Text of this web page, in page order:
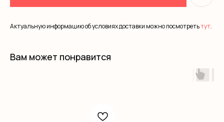
Актуальную информацию об условиях доставки можно посмотретьтут.
Вам может понравится